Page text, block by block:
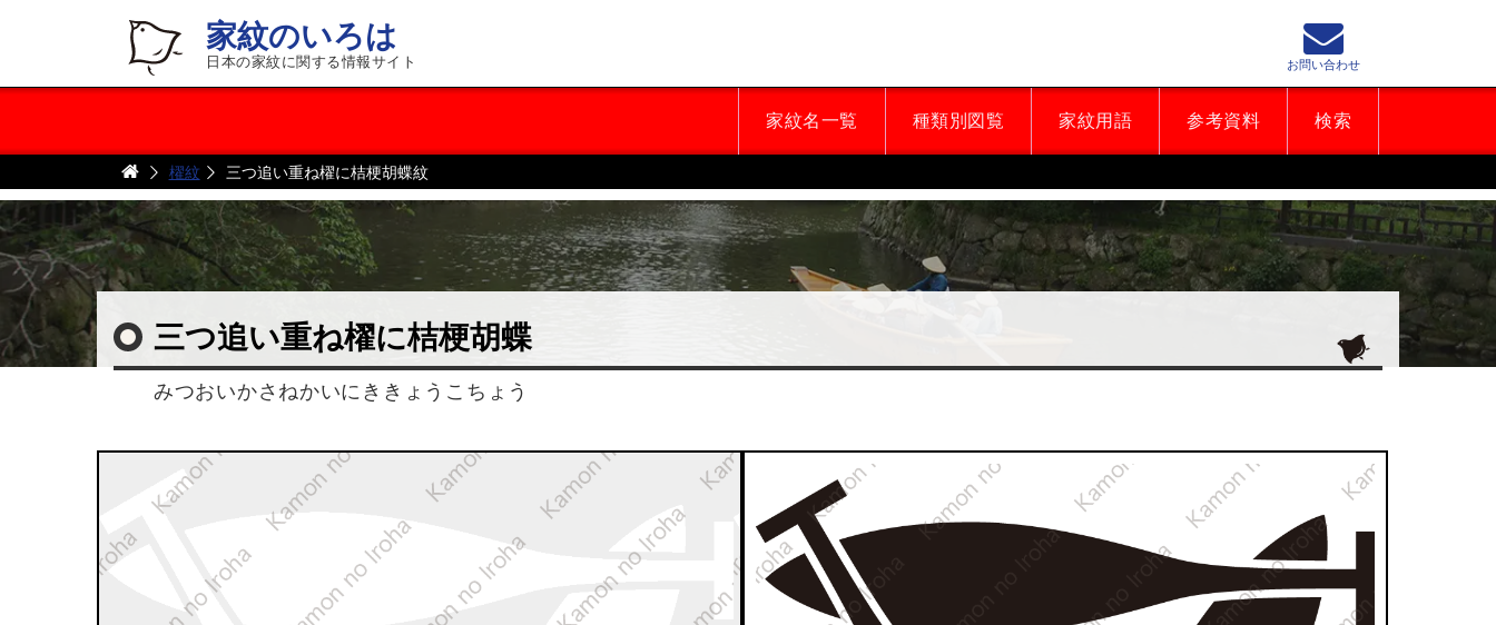
家紋のいろは
日本の家紋に関する情報サイト
家紋名一覧 種類別図覧 家紋用語 参考資料 検索
お問い合わせ
櫂紋 三つ追い重ね櫂に桔梗胡蝶紋
三つ追い重ね櫂に桔梗胡蝶
みつおいかさねかいにききょうこちょう